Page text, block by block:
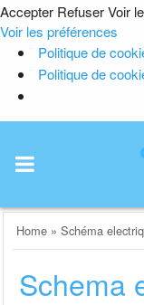
Accepter RefuserVoir
Voir les préférences
Politique de
Politique de
content
Home »Schéma
Schema